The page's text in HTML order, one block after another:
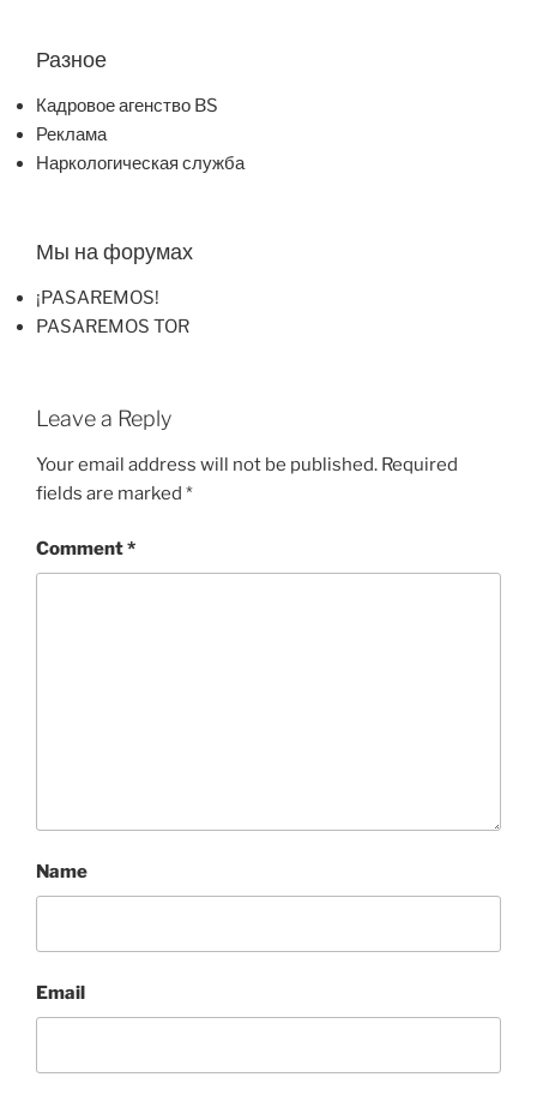
Разное
Кадровое агенство BS
Реклама
Наркологическая служба
Мы на форумах
¡PASAREMOS!
PASAREMOS TOR
Leave a Reply
Your email address will not be published. Required
fields are marked *
Comment*
Name
Email